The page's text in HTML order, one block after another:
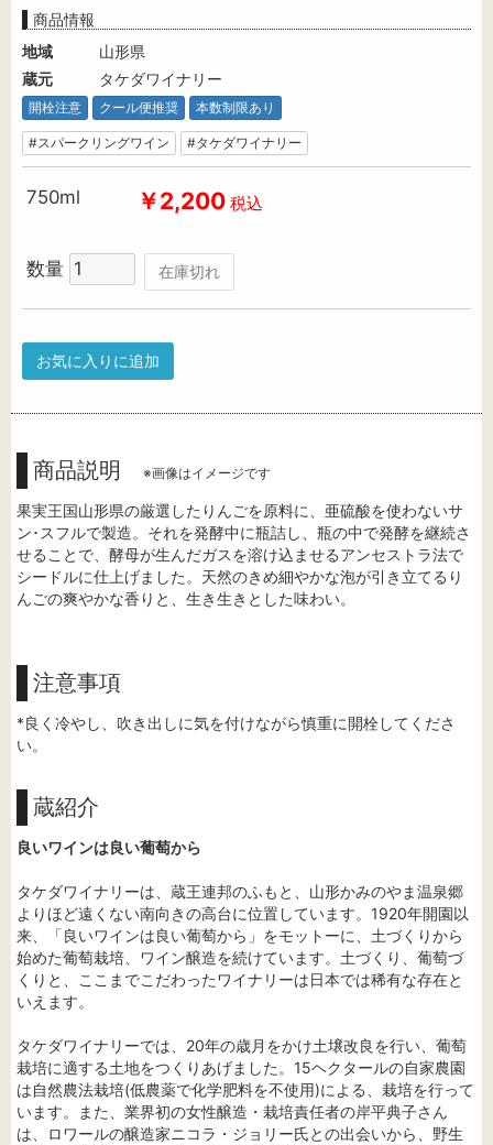
商品情報
地域
山形県
蔵元
タケダワイナリー
開栓注意 クール便推奨 本数制限あり
#スパークリングワイン #タケダワイナリー
750ml ￥2,200 税込
数量 在庫切れ
お気に入りに追加
商品説明 ※画像はイメージです
果実王国山形県の厳選したりんごを原料に、亜硫酸を使わないサ
ン･スフルで製造。それを発酵中に瓶詰し、瓶の中で発酵を継続さ
せることで、酵母が生んだガスを溶け込ませるアンセストラ法で
シードルに仕上げました。天然のきめ細やかな泡が引き立てるり
んごの爽やかな香りと、生き生きとした味わい。
注意事項
*良く冷やし、吹き出しに気を付けながら慎重に開栓してくださ
い。
蔵紹介
良いワインは良い葡萄から
タケダワイナリーは、蔵王連邦のふもと、山形かみのやま温泉郷
よりほど遠くない南向きの高台に位置しています。1920年開園以
来、「良いワインは良い葡萄から」をモットーに、土づくりから
始めた葡萄栽培、ワイン醸造を続けています。土づくり、葡萄づ
くりと、ここまでこだわったワイナリーは日本では稀有な存在と
いえます。
タケダワイナリーでは、20年の歳月をかけ土壌改良を行い、葡萄
栽培に適する土地をつくりあげました。15ヘクタールの自家農園
は自然農法栽培(低農薬で化学肥料を不使用)による、栽培を行って
います。また、業界初の女性醸造・栽培責任者の岸平典子さん
は、ロワールの醸造家ニコラ・ジョリー氏との出会いから、野生